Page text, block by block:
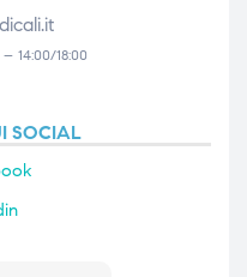
14:00/18:00
SOCIAL